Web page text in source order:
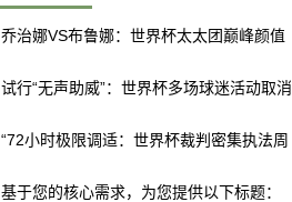
乔治娜VS布鲁娜：世界杯太太团巅峰颜值
试行“无声助威”：世界杯多场球迷活动取消
“72小时极限调适：世界杯裁判密集执法周
基于您的核心需求，为您提供以下标题：